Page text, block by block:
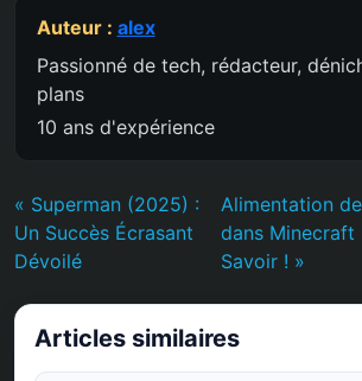
Auteur : alex
Passionné de tech, rédacteur,
plans
10 ans d'expérience
« Superman (2025) :
Un Succès Écrasant
Dévoilé
Alimentation
dans Minecraft
Savoir ! »
Articles similaires